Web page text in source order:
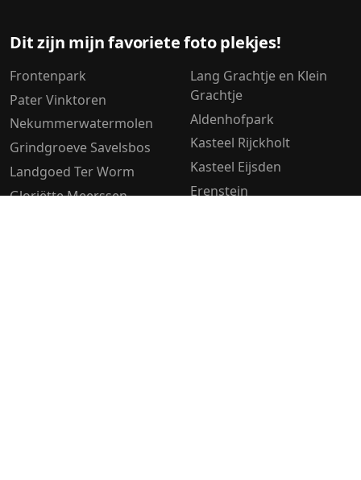
Dit zijn mijn favoriete foto plekjes!
Frontenpark
Pater Vinktoren
Nekummerwatermolen
Grindgroeve Savelsbos
Landgoed Ter Worm
Gloriëtte Meerssen
Lang Grachtje en Klein
Grachtje
Aldenhofpark
Kasteel Rijckholt
Kasteel Eijsden
Erenstein